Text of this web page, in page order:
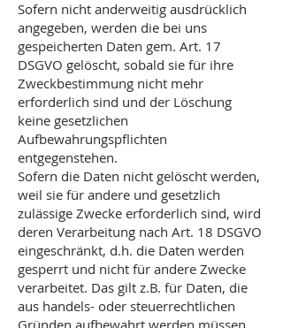
Sofern nicht anderweitig ausdrücklich
angegeben, werden die bei uns
gespeicherten Daten gem. Art. 17
DSGVO gelöscht, sobald sie für ihre
Zweckbestimmung nicht mehr
erforderlich sind und der Löschung
keine gesetzlichen
Aufbewahrungspflichten
entgegenstehen.
Sofern die Daten nicht gelöscht werden,
weil sie für andere und gesetzlich
zulässige Zwecke erforderlich sind, wird
deren Verarbeitung nach Art. 18 DSGVO
eingeschränkt, d.h. die Daten werden
gesperrt und nicht für andere Zwecke
verarbeitet. Das gilt z.B. für Daten, die
aus handels- oder steuerrechtlichen
Gründen aufbewahrt werden müssen.